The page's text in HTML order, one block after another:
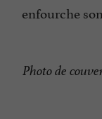
enfourche
Photo de